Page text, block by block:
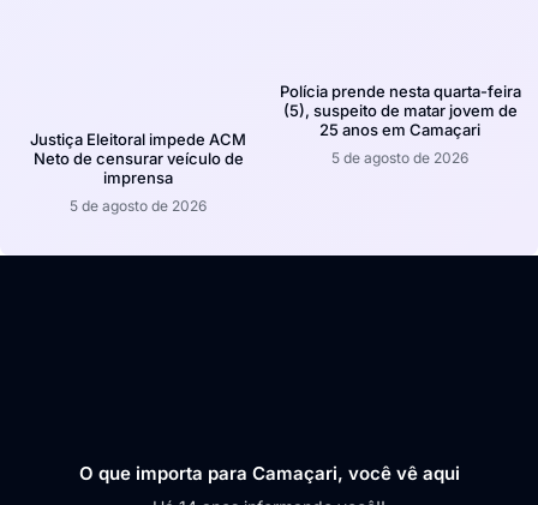
Justiça Eleitoral impede ACM
Neto de censurar veículo de
imprensa
5 de agosto de 2026
Polícia prende nesta quarta-feira
(5), suspeito de matar jovem de
25 anos em Camaçari
5 de agosto de 2026
O que importa para Camaçari, você vê aqui